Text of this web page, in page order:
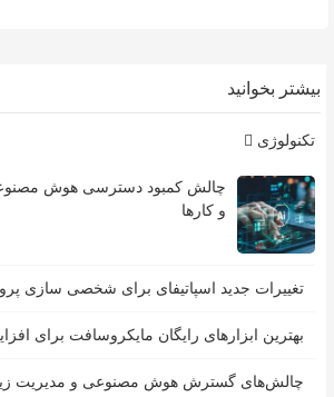
بیشتر بخوانید
تکنولوژی
چالش کمبود دسترسی هوش
و کارها
تغییرات جدید اسپاتیفای برای شخصی سازی
بهترین ابزارهای رایگان مایکروسافت برای افزایش
چالش‌های گسترش هوش مصنوعی و مدیریت